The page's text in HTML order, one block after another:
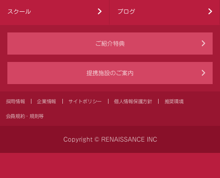
スクール ブログ
ご紹介特典
提携施設のご案内
採用情報 企業情報 サイトポリシー 個人情報保護方針 推奨環境
会員規約・規則等
Copyright © RENAISSANCE INC